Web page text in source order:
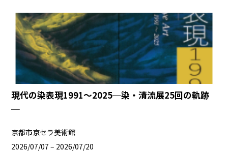
現代の染表現1991～2025─染・清流展25回の軌跡
─
京都市京セラ美術館
2026/07/07 – 2026/07/20